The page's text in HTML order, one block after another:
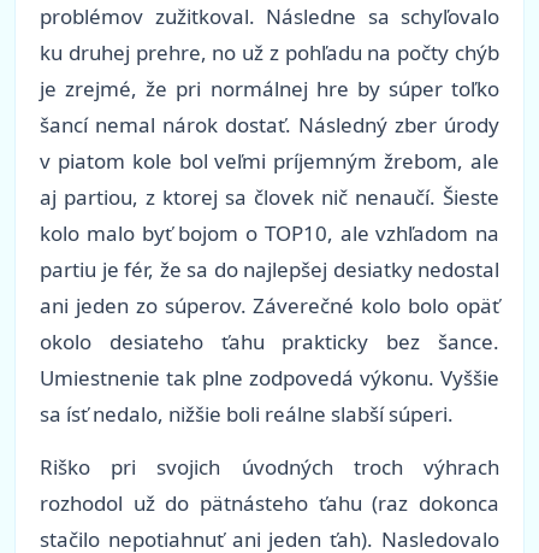
problémov zužitkoval. Následne sa schyľovalo
ku druhej prehre, no už z pohľadu na počty chýb
je zrejmé, že pri normálnej hre by súper toľko
šancí nemal nárok dostať. Následný zber úrody
v piatom kole bol veľmi príjemným žrebom, ale
aj partiou, z ktorej sa človek nič nenaučí. Šieste
kolo malo byť bojom o TOP10, ale vzhľadom na
partiu je fér, že sa do najlepšej desiatky nedostal
ani jeden zo súperov. Záverečné kolo bolo opäť
okolo desiateho ťahu prakticky bez šance.
Umiestnenie tak plne zodpovedá výkonu. Vyššie
sa ísť nedalo, nižšie boli reálne slabší súperi.
Riško pri svojich úvodných troch výhrach
rozhodol už do pätnásteho ťahu(raz dokonca
stačilo nepotiahnuť ani jeden ťah). Nasledovalo